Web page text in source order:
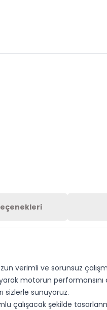
verimli ve sorunsuz
motorun
sizlerle sunuyoruz.
çalışacak şekilde